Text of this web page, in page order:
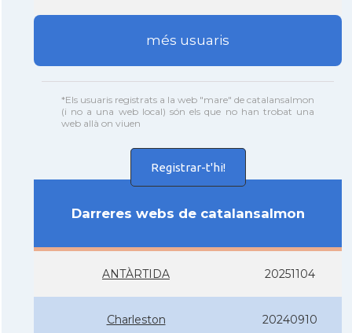
més usuaris
*Els usuaris registrats a la web "mare" de catalansalmon
(i no a una web local) són els que no han trobat una
web allà on viuen
Registrar-t'hi!
Darreres webs de catalansalmon
ANTÀRTIDA 20251104
Charleston 20240910